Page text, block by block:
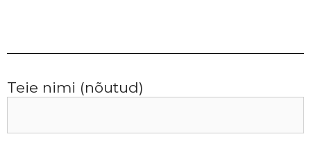
Teie nimi (nõutud)